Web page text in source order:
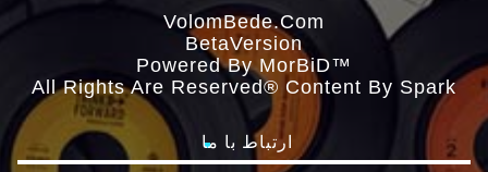
VolomBede.com
ΒetaVersion
Powered By MorBiD™
All Rights Are Reserved® Content By Spark
ارتباط با ما